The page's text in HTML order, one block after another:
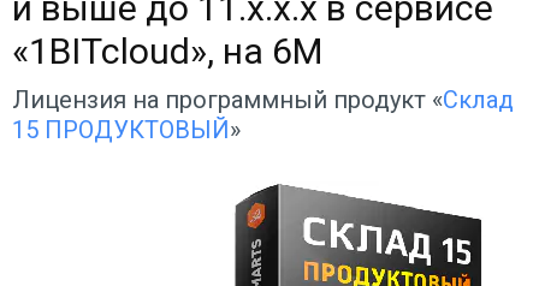
«1BITcloud», на 6M
Лицензия на программный продукт «Склад
15 ПРОДУКТОВЫЙ»